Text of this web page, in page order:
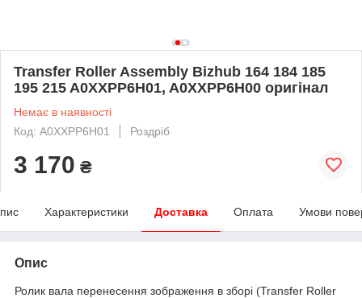
Transfer Roller Assembly Bizhub 164 184 185
195 215 A0XXPP6H01, A0XXPP6H00 оригінал
Немає в наявності
Код: A0XXPP6H01
Роздріб
3 170 ₴
Характеристики Доставка Оплата Умови
Опис
Ролик вала перенесення зображення в зборі (Transfer Roller